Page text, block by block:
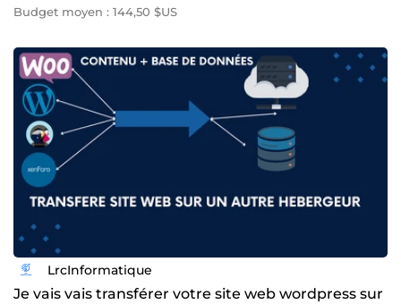
Budget moyen : 144,50 $US
LrcInformatique
Je vais vais transférer votre site web wordpress sur